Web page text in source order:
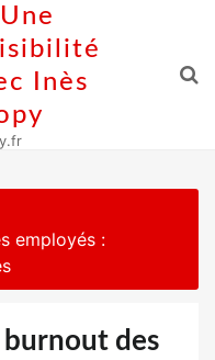
Inès
employés :
des